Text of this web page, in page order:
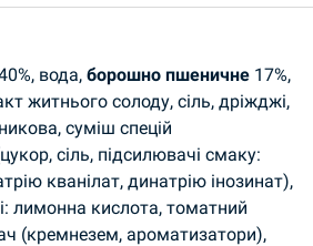
вода, борошно пшеничне 17%,
житнього солоду, сіль, дріжджі,
суміш спецій
сіль, підсилювачі смаку:
кванілат, динатрію інозинат),
лимонна кислота, томатний
(кремнезем, ароматизатори),